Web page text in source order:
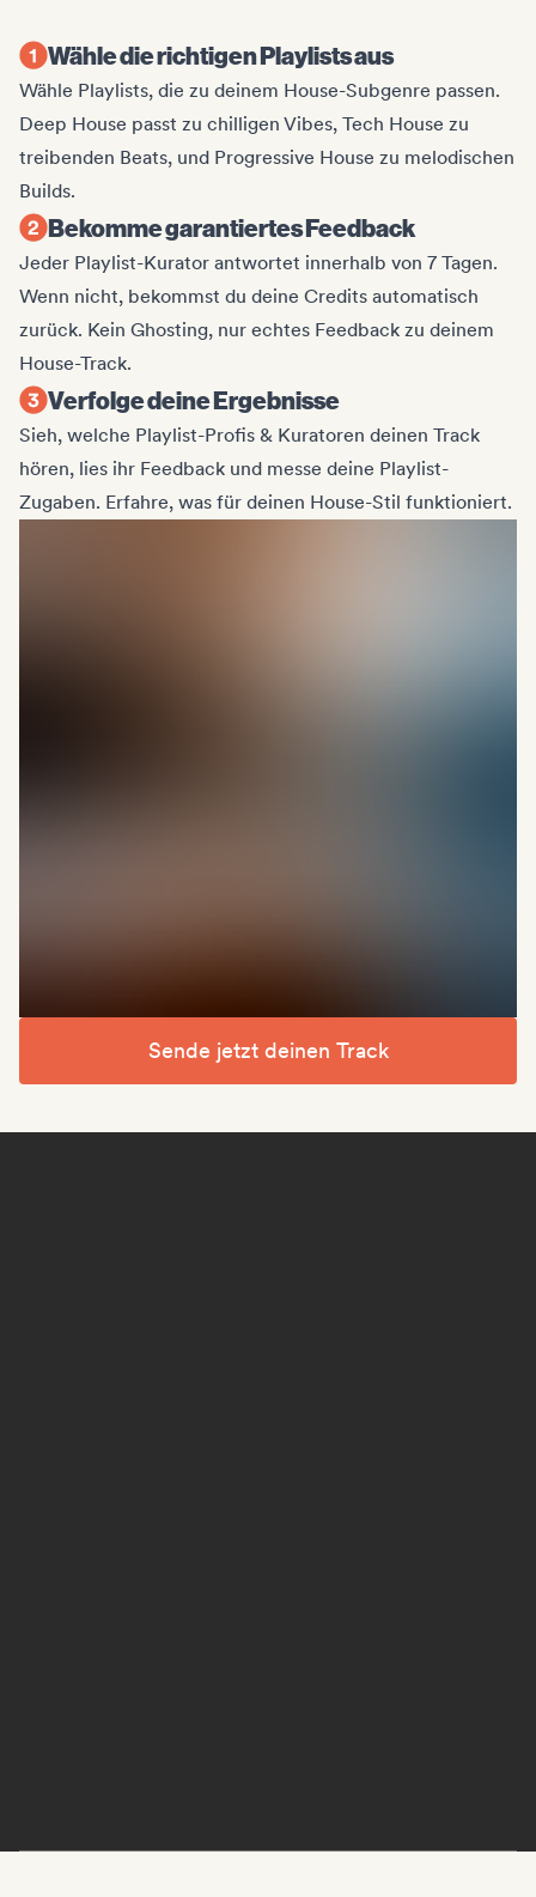
Wähle die richtigen Playlists aus
Wähle Playlists, die zu deinem House-Subgenre passen.
Deep House passt zu chilligen Vibes, Tech House zu
treibenden Beats, und Progressive House zu melodischen
Builds.
Bekomme garantiertes Feedback
Jeder Playlist-Kurator antwortet innerhalb von 7 Tagen.
Wenn nicht, bekommst du deine Credits automatisch
zurück. Kein Ghosting, nur echtes Feedback zu deinem
House-Track.
Verfolge deine Ergebnisse
Sieh, welche Playlist-Profis & Kuratoren deinen Track
hören, lies ihr Feedback und messe deine Playlist-
Zugaben. Erfahre, was für deinen House-Stil funktioniert.
Sende jetzt deinen Track